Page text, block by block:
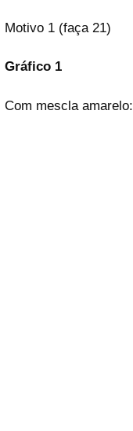
Motivo 1 (faça 21)
Gráfico 1
Com mescla amarelo: